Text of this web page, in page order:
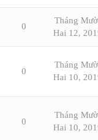
0
Tháng
Hai 12,
0
Tháng
Hai 10,
0
Tháng
Hai 10,